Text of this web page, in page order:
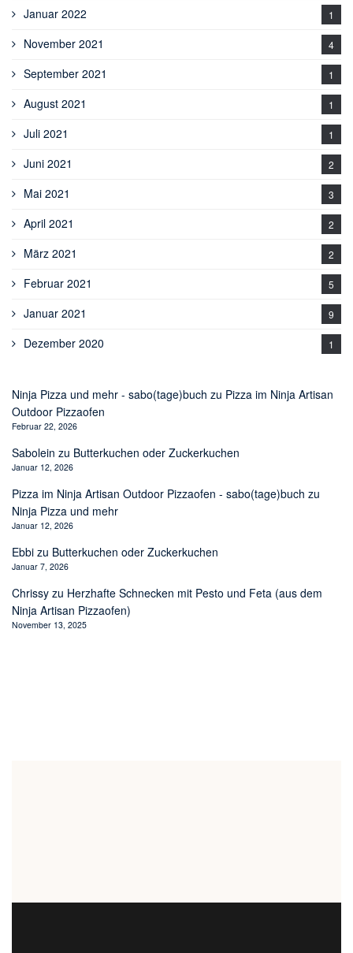
Januar 2022 1
November 2021 4
September 2021 1
August 2021 1
Juli 2021 1
Juni 2021 2
Mai 2021 3
April 2021 2
März 2021 2
Februar 2021 5
Januar 2021 9
Dezember 2020 1
Ninja Pizza und mehr - sabo(tage)buch zu Pizza im Ninja Artisan
Outdoor Pizzaofen
Februar 22, 2026
Sabolein zu Butterkuchen oder Zuckerkuchen
Januar 12, 2026
Pizza im Ninja Artisan Outdoor Pizzaofen - sabo(tage)buch zu
Ninja Pizza und mehr
Januar 12, 2026
Ebbi zu Butterkuchen oder Zuckerkuchen
Januar 7, 2026
Chrissy zu Herzhafte Schnecken mit Pesto und Feta (aus dem
Ninja Artisan Pizzaofen)
November 13, 2025